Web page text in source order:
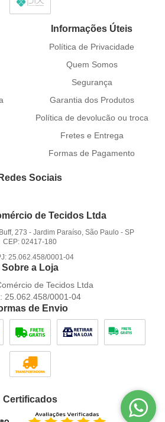
Informações Úteis
Política de Privacidade
Quem Somos
Segurança
Garantia dos Produtos
Política de devolucão ou troca
Fretes e Entrega
Formas de Pagamento
Redes Sociais
de Tecidos Ltda
273 - Jardim Paraíso, São Paulo - SP
CEP: 02417-180
25.062.458/0001-04
Sobre a Loja
de Tecidos Ltda
25.062.458/0001-04
de Envio
Certificados